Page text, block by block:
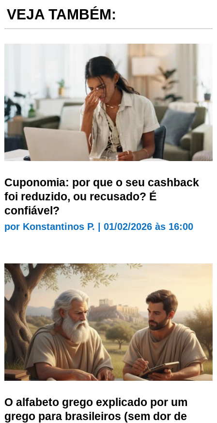
VEJA TAMBÉM:
Cuponomia: por que o seu cashback
foi reduzido, ou recusado? É
confiável?
por Konstantinos P. 01/02/2026 às 16:00
O alfabeto grego explicado por um
grego para brasileiros (sem dor de